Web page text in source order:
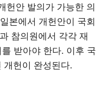
헌안 발의가 가능한 의
본에서 개헌안이 국회
참의원에서 각각 재
받아야 한다. 이후 국
개헌이 완성된다.